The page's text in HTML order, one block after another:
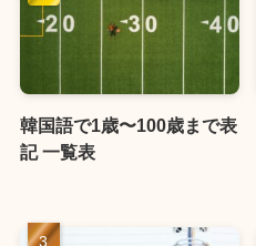
韓国語で1歳〜100歳まで表
記 一覧表